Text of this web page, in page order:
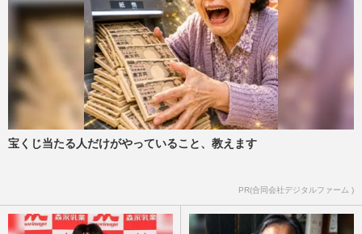
宝くじ当たる人だけがやっていること、教えます
PR(合同会社デジタルファーム )